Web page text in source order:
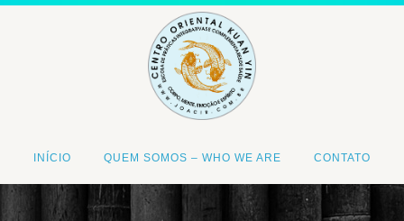
INÍCIO QUEM SOMOS – WHO WE ARE CONTATO